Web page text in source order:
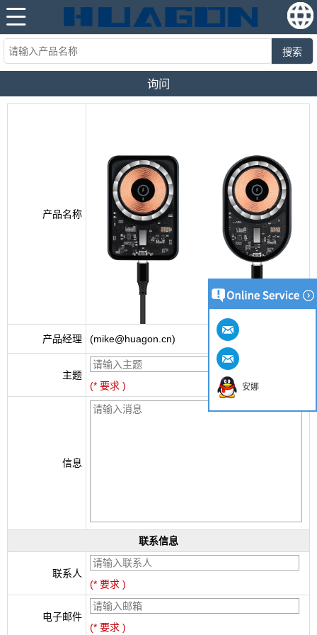
搜索
询问
产品名称
产品经理 (mike@huagon.cn)
主题
(* 要求 )
信息
联系信息
联系人
(* 要求 )
电子邮件
(* 要求 )
安娜